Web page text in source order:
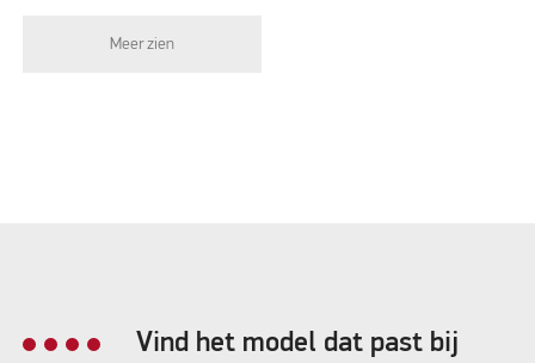
Meer zien
Vind het model dat past bij